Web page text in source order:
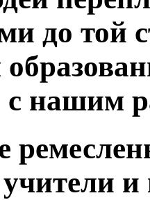
до той
с нашим